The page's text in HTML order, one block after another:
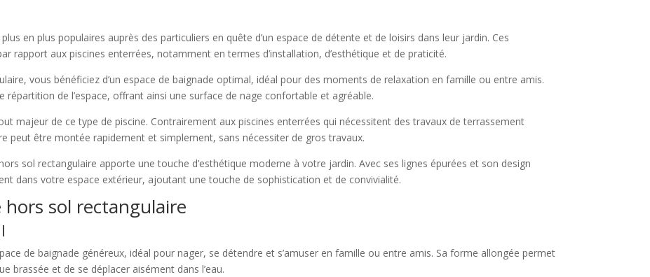
en plus populaires auprès des particuliers en quête d’un espace de détente et de loisirs dans leur jardin. Ces
rapport aux piscines enterrées, notamment en termes d’installation, d’esthétique et de praticité.
vous bénéficiez d’un espace de baignade optimal, idéal pour des moments de relaxation en famille ou entre amis.
de l’espace, offrant ainsi une surface de nage confortable et agréable.
majeur de ce type de piscine. Contrairement aux piscines enterrées qui nécessitent des travaux de terrassement
peut être montée rapidement et simplement, sans nécessiter de gros travaux.
sol rectangulaire apporte une touche d’esthétique moderne à votre jardin. Avec ses lignes épurées et son design
dans votre espace extérieur, ajoutant une touche de sophistication et de convivialité.
hors sol rectangulaire
de baignade généreux, idéal pour nager, se détendre et s’amuser en famille ou entre amis. Sa forme allongée permet
brassée et de se déplacer aisément dans l’eau.